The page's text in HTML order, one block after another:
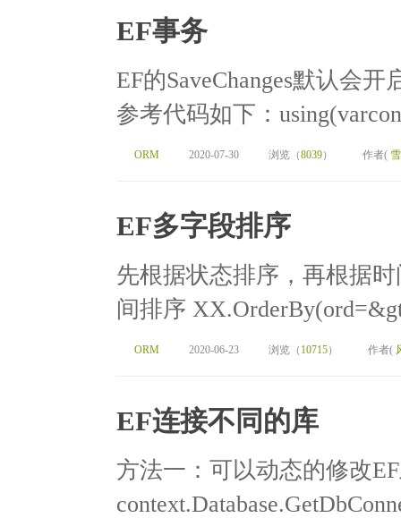
EF事务
EF的SaveChanges默认会
参考代码如下：
ORM 2020-07-30 浏览（8039） 作者(
EF多字段排序
先根据状态排序，再根据
间排序
ORM 2020-06-23 浏览（ 10715） 作者(
EF连接不同的库
方法一：可以动态的修改